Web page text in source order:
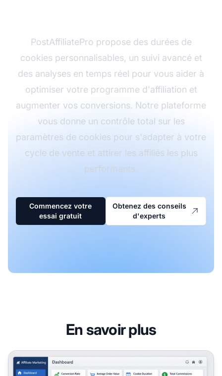
PostAffiliatePro propose des durées de
cookies personnalisables, un suivi avancé et
des analyses en temps réel pour vous aider à
optimiser votre programme d'affiliation et
augmenter vos conversions. Notre plateforme
vous donne un contrôle total sur les
paramètres de cookies pour s'adapter à votre
cycle de vente et attirer les affiliés les plus
performants.
Commencez votre
essai gratuit
Obtenez des conseils
d'experts
En savoir plus
Durée des cookies en marketing affiliation